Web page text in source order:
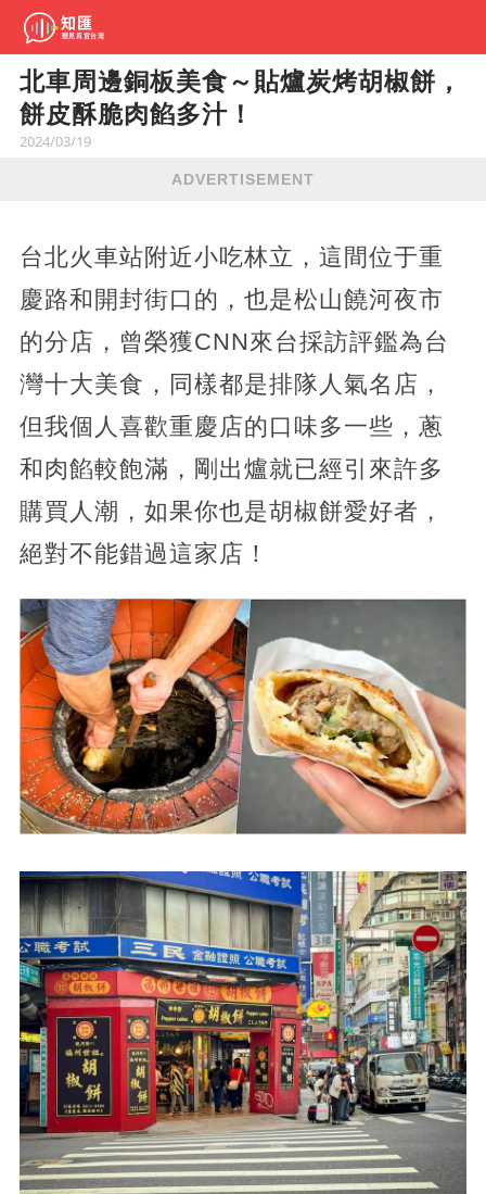
北車周邊銅板美食～貼爐炭烤胡椒餅，
餅皮酥脆肉餡多汁！
2024/03/19
ADVERTISEMENT
台北火車站附近小吃林立，這間位于重
慶路和開封街口的，也是松山饒河夜市
的分店，曾榮獲CNN來台採訪評鑑為台
灣十大美食，同樣都是排隊人氣名店，
但我個人喜歡重慶店的口味多一些，蔥
和肉餡較飽滿，剛出爐就已經引來許多
購買人潮，如果你也是胡椒餅愛好者，
絕對不能錯過這家店！